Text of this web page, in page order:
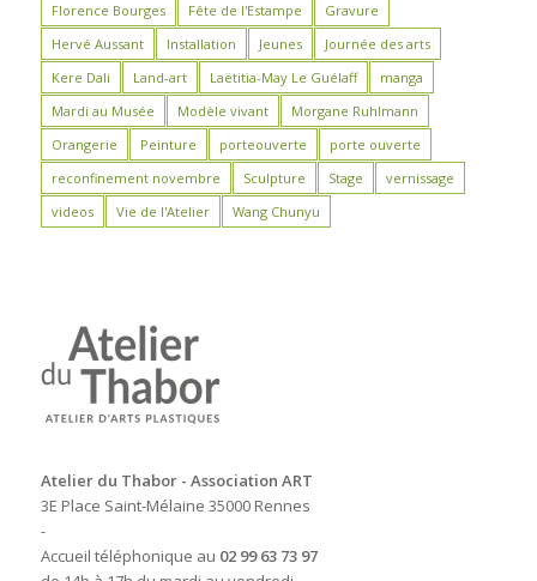
Florence Bourges
Fête de l'Estampe
Gravure
Hervé Aussant
Installation Jeunes
Journée des arts
Kere Dali
Land-art Laëtitia-May Le Guélaff
manga
Mardi au Musée
Modèle vivant
Morgane Ruhlmann
Orangerie
Peinture porteouverte
porte ouverte
reconfinement novembre
Sculpture Stage
vernissage
videos
Vie de l'Atelier Wang Chunyu
Atelier du Thabor - Association ART
3E Place Saint-Mélaine 35000 Rennes
-
Accueil téléphonique au 02 99 63 73 97